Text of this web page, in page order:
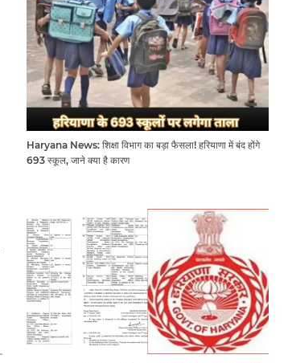
Haryana News: शिक्षा विभाग का बड़ा फैसला! हरियाणा में बंद होंगे
693 स्कूल, जाने क्या है कारण